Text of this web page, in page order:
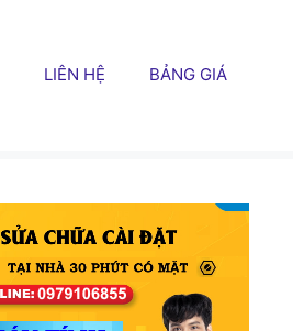
LIÊN HỆ BẢNG GIÁ